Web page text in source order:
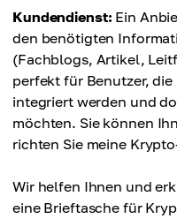
Kundendienst: Ein
den benötigten
(Fachblogs, Artikel,
perfekt für Benutzer,
integriert werden und
möchten. Sie können
richten Sie meine
Wir helfen Ihnen und
eine Brieftasche für